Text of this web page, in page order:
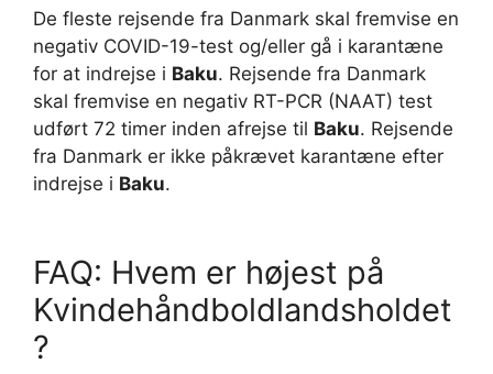
De fleste rejsende fra Danmark skal fremvise en
negativ COVID-19-test og/eller gå i karantæne
for at indrejse i Baku. Rejsende fra Danmark
skal fremvise en negativ RT-PCR (NAAT) test
udført 72 timer inden afrejse til Baku. Rejsende
fra Danmark er ikke påkrævet karantæne efter
indrejse i Baku.
FAQ: Hvem er højest på
Kvindehåndboldlandsholdet
?